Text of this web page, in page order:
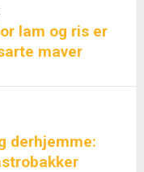
lam og ris er
maver
derhjemme: